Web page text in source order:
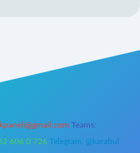
Teams:
606 0 726 Telegram: @karabul